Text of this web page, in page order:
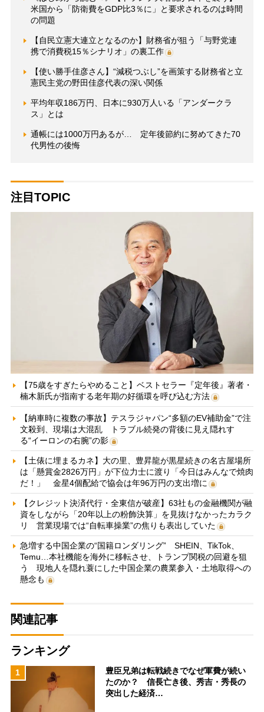
米国から「防衛費をGDP比3％に」と要求されるのは時間
の問題
【自民立憲大連立となるのか】財務省が狙う「与野党連
携で消費税15％シナリオ」の裏工作
【使い勝手佳彦さん】“減税つぶし”を画策する財務省と立
憲民主党の野田佳彦代表の深い関係
平均年収186万円、日本に930万人いる「アンダークラ
ス」とは
通帳には1000万円あるが… 定年後節約に努めてきた70
代男性の後悔
注目TOPIC
【75歳をすぎたらやめること】ベストセラー『定年後』著者・
楠木新氏が指南する老年期の好循環を呼び込む方法
【納車時に複数の事故】テスラジャパン“多額のEV補助金”で注
文殺到、現場は大混乱 トラブル続発の背後に見え隠れす
る“イーロンの右腕”の影
【土俵に埋まるカネ】大の里、豊昇龍が黒星続きの名古屋場所
は「懸賞金2826万円」が下位力士に渡り「今日はみんなで焼肉
だ！」 金星4個配給で協会は年96万円の支出増に
【クレジット決済代行・全東信が破産】63社もの金融機関が融
資をしながら「20年以上の粉飾決算」を見抜けなかったカラク
リ 営業現場では“自転車操業”の焦りも表出していた
急増する中国企業の“国籍ロンダリング” SHEIN、TikTok、
Temu…本社機能を海外に移転させ、トランプ関税の回避を狙
う 現地人を隠れ蓑にした中国企業の農業参入・土地取得への
懸念も
関連記事
ランキング
1
豊臣兄弟は転戦続きでなぜ軍費が続い
たのか？ 信長亡き後、秀吉・秀長の
突出した経済…